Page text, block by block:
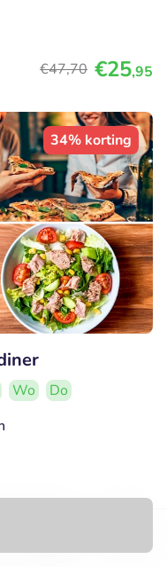
€47,70 €25,95
34% korting
Wo
Do